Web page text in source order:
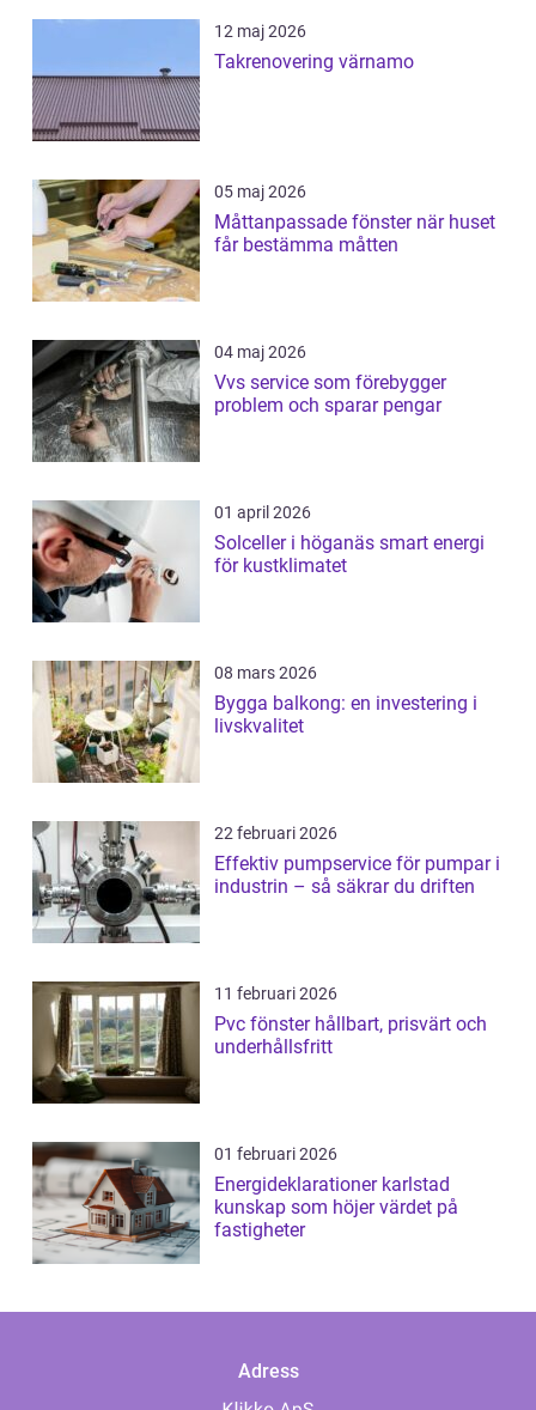
12 maj 2026
Takrenovering värnamo
05 maj 2026
Måttanpassade fönster när huset
får bestämma måtten
04 maj 2026
Vvs service som förebygger
problem och sparar pengar
01 april 2026
Solceller i höganäs smart energi
för kustklimatet
08 mars 2026
Bygga balkong: en investering i
livskvalitet
22 februari 2026
Effektiv pumpservice för pumpar i
industrin – så säkrar du driften
11 februari 2026
Pvc fönster hållbart, prisvärt och
underhållsfritt
01 februari 2026
Energideklarationer karlstad
kunskap som höjer värdet på
fastigheter
Adress